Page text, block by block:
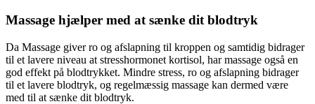
Massage hjælper med at sænke dit blodtryk
Da Massage giver ro og afslapning til kroppen og samtidig bidrager
til et lavere niveau at stresshormonet kortisol, har massage også en
god effekt på blodtrykket. Mindre stress, ro og afslapning bidrager
til et lavere blodtryk, og regelmæssig massage kan dermed være
med til at sænke dit blodtryk.